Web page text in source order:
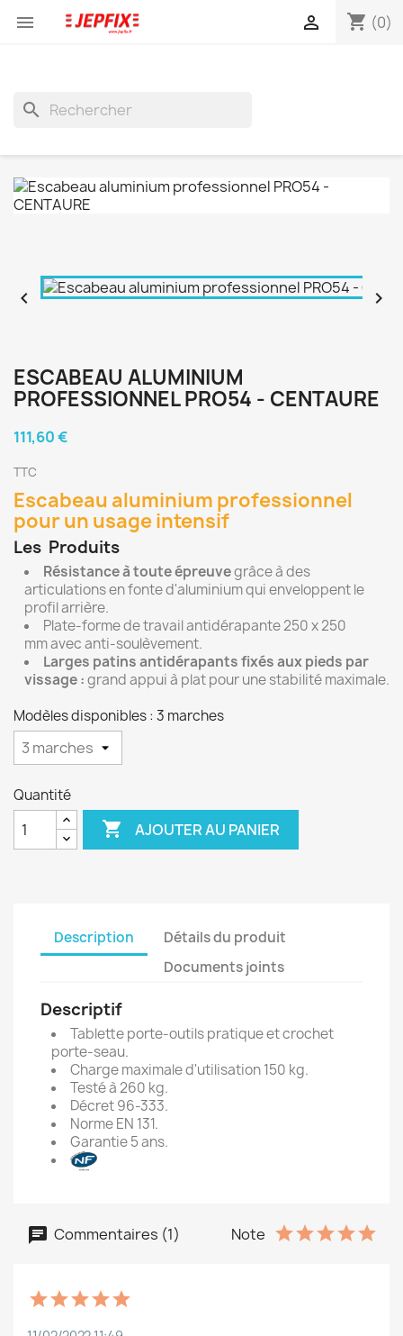
 shopping_cart (0)

search
 
ESCABEAU ALUMINIUM
PROFESSIONNEL PRO54 - CENTAURE
111,60 €
TTC
Escabeau aluminium professionnel
pour un usage intensif
Les Produits
Résistance à toute épreuvegrâce à des
articulationsen fonte d'aluminium qui enveloppent le
profil arrière.
Plate-forme de travail antidérapante 250 x 250
mm avec anti-soulèvement.
Larges patins antidérapants fixés aux pieds par
vissage :grand appui à plat pour une stabilité maximale.
Modèles disponibles : 3 marches
Quantité
 AJOUTER AU PANIER
Description
Détails du produit
Documents joints
Descriptif
Tablette porte-outils pratique et crochet
porte-seau.
Charge maximale d'utilisation 150 kg.
Testé à 260 kg.
Décret 96-333.
Norme EN 131.
Garantie 5 ans.
Commentaires (1) Note